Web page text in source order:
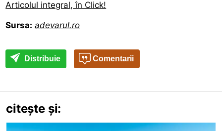
Articolul integral, în Click!
Sursa: adevarul.ro
Distribuie Comentarii
citește și: